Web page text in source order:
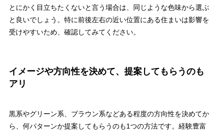
とにかく目立ちたくないと言う場合は、同じような色味から選ぶ
と良いでしょう。特に前後左右の近い位置にある住まいは影響を
受けやすいため、確認してみてください。
イメージや方向性を決めて、提案してもらうのも
アリ
黒系やグリーン系、ブラウン系などある程度の方向性を決めてか
ら、何パターンか提案してもらうのも1つの方法です。経験豊富